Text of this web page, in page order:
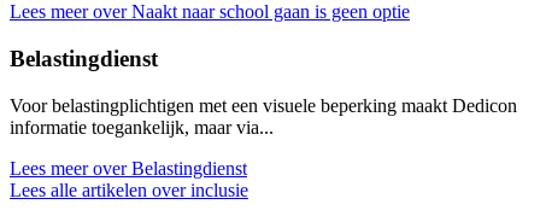
Lees meer over Naakt naar school gaan is geen optie
Belastingdienst
Voor belastingplichtigen met een visuele beperking maakt Dedicon
informatie toegankelijk, maar via...
Lees meer over Belastingdienst
Lees alle artikelen over inclusie